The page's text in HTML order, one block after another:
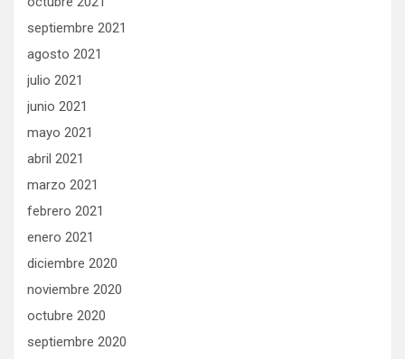
septiembre 2021
agosto 2021
julio 2021
junio 2021
mayo 2021
abril 2021
marzo 2021
febrero 2021
enero 2021
diciembre 2020
noviembre 2020
octubre 2020
septiembre 2020